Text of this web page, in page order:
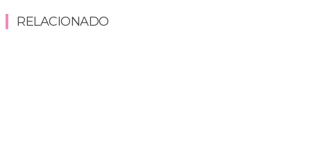
RELACIONADO